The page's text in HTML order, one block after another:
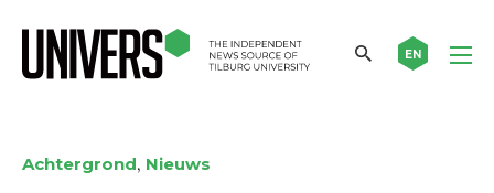
EN
Achtergrond, Nieuws